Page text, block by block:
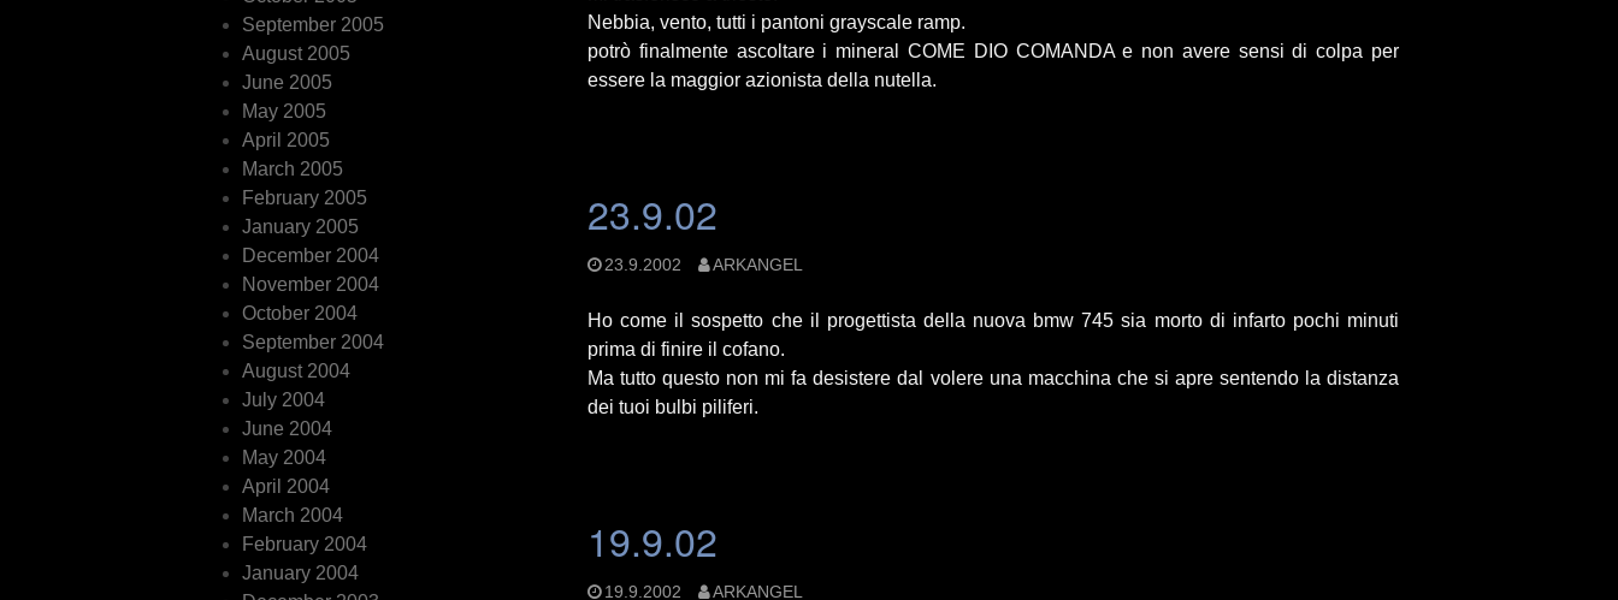
Nebbia, vento, tutti i pantoni grayscale ramp.
potrò finalmente ascoltare i mineral COME DIO COMANDA e non avere sensi di colpa per
essere la maggior azionista della nutella.
23.9.02
23.9.2002 ARKANGEL
Ho come il sospetto che il progettista della nuova bmw 745 sia morto di infarto pochi minuti
prima di finire il cofano.
Ma tutto questo non mi fa desistere dal volere una macchina che si apre sentendo la distanza
dei tuoi bulbi piliferi.
19.9.02
19.9.2002 ARKANGEL
September 2005
August 2005
June 2005
May 2005
April 2005
March 2005
February 2005
January 2005
December 2004
November 2004
October 2004
September 2004
August 2004
July 2004
June 2004
May 2004
April 2004
March 2004
February 2004
January 2004